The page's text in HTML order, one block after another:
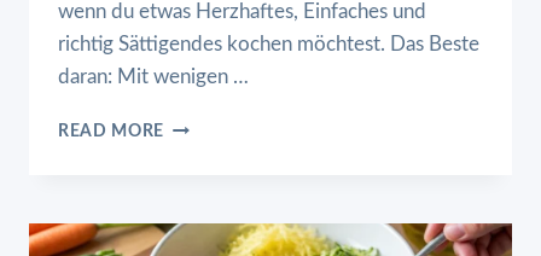
wenn du etwas Herzhaftes, Einfaches und
richtig Sättigendes kochen möchtest. Das Beste
daran: Mit wenigen …
READ MORE OMAS